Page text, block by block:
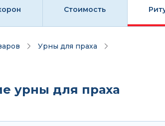
Стоимость
Урны для праха
урны для праха